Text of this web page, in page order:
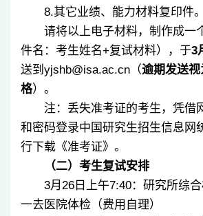
8.其它业绩、能力材料复印件。
请将以上电子材料，制作成一
件名：考生姓名+复试材料），于3
送到 yjshb@isa.ac.cn （逾期发送
格）。
注：丢失准考证的考生，凭借
和密码登录中国研究生招生信息网
行下载《准考证》。
（二）考生复试安排
3月 26 日上午7:40：研究所综
一去医院体检（费用自理）